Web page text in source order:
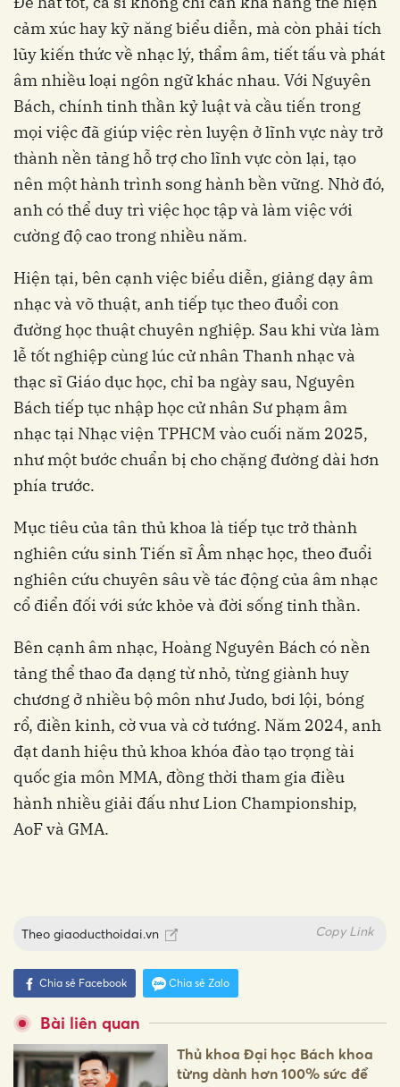
cảm xúc hay kỹ năng biểu diễn, mà còn phải tích
lũy kiến thức về nhạc lý, thẩm âm, tiết tấu và phát
âm nhiều loại ngôn ngữ khác nhau. Với Nguyên
Bách, chính tinh thần kỷ luật và cầu tiến trong
mọi việc đã giúp việc rèn luyện ở lĩnh vực này trở
thành nền tảng hỗ trợ cho lĩnh vực còn lại, tạo
nên một hành trình song hành bền vững. Nhờ đó,
anh có thể duy trì việc học tập và làm việc với
cường độ cao trong nhiều năm.
Hiện tại, bên cạnh việc biểu diễn, giảng dạy âm
nhạc và võ thuật, anh tiếp tục theo đuổi con
đường học thuật chuyên nghiệp. Sau khi vừa làm
lễ tốt nghiệp cùng lúc cử nhân Thanh nhạc và
thạc sĩ Giáo dục học, chỉ ba ngày sau, Nguyên
Bách tiếp tục nhập học cử nhân Sư phạm âm
nhạc tại Nhạc viện TPHCM vào cuối năm 2025,
như một bước chuẩn bị cho chặng đường dài hơn
phía trước.
Mục tiêu của tân thủ khoa là tiếp tục trở thành
nghiên cứu sinh Tiến sĩ Âm nhạc học, theo đuổi
nghiên cứu chuyên sâu về tác động của âm nhạc
cổ điển đối với sức khỏe và đời sống tinh thần.
Bên cạnh âm nhạc, Hoàng Nguyên Bách có nền
tảng thể thao đa dạng từ nhỏ, từng giành huy
chương ở nhiều bộ môn như Judo, bơi lội, bóng
rổ, điền kinh, cờ vua và cờ tướng. Năm 2024, anh
đạt danh hiệu thủ khoa khóa đào tạo trọng tài
quốc gia môn MMA, đồng thời tham gia điều
hành nhiều giải đấu như Lion Championship,
AoF và GMA.
Theo giaoducthoidai.vn Copy Link
Chia sẻ Facebook Chia sẻ Zalo
Bài liên quan
Thủ khoa Đại học Bách khoa
từng dành hơn 100% sức để